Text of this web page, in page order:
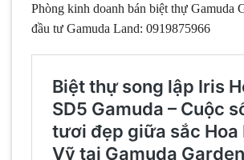
Phòng kinh doanh bán biệt thự Gamuda
đầu tư Gamuda Land: 0919875966